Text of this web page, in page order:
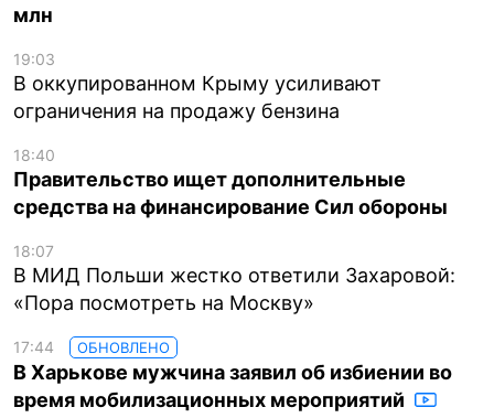
млн
19:03
В оккупированном Крыму усиливают
ограничения на продажу бензина
18:40
Правительство ищет дополнительные
средства на финансирование Сил обороны
18:07
В МИД Польши жестко ответили Захаровой:
«Пора посмотреть на Москву»
17:44 ОБНОВЛЕНО
В Харькове мужчина заявил об избиении во
время мобилизационных мероприятий